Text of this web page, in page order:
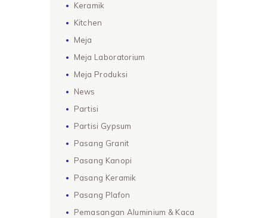
Keramik
Kitchen
Meja
Meja Laboratorium
Meja Produksi
News
Partisi
Partisi Gypsum
Pasang Granit
Pasang Kanopi
Pasang Keramik
Pasang Plafon
Pemasangan Aluminium & Kaca